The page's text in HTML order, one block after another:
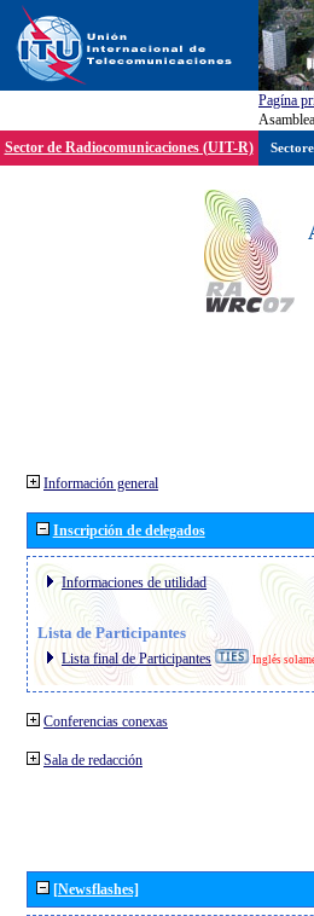
Pagína
Sector de Radiocomunicaciones (UIT-R)
Información general
Inscripción de delegados
Informaciones de utilidad
Lista de Participantes
Lista final de Participantes Inglés
Conferencias conexas
Sala de redacción
[Newsflashes]